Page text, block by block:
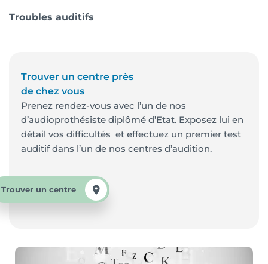
Troubles auditifs
Trouver un centre près
de chez vous
Prenez rendez-vous avec l’un de nos
d’audioprothésiste diplômé d’Etat. Exposez lui en
détail vos difficultés et effectuez un premier test
auditif dans l’un de nos centres d’audition.
Trouver un centre